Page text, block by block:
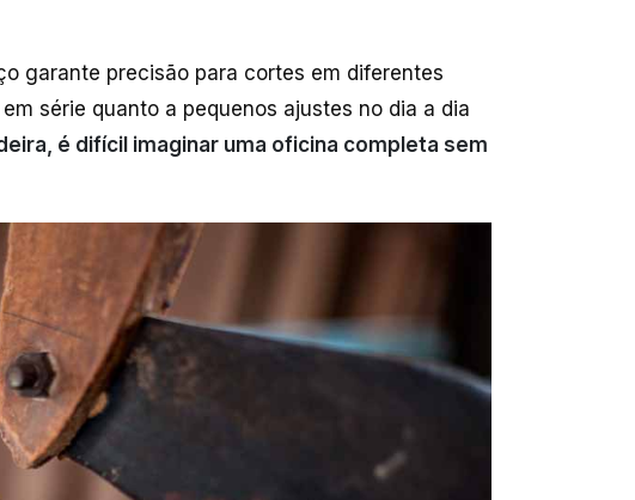
garante precisão para cortes em diferentes
série quanto a pequenos ajustes no dia a dia
é difícil imaginar uma oficina completa sem